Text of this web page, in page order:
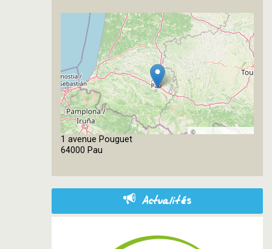
©
1 avenue Pouguet
64000 Pau
Actualités